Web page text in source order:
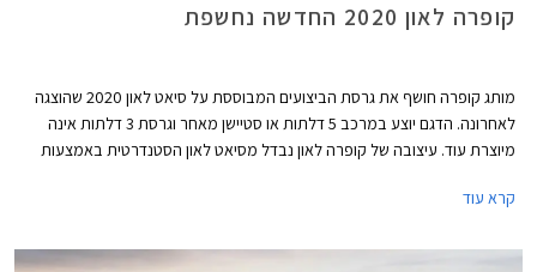
קופרה לאון 2020 החדשה נחשפת
מותג קופרה חושף את גרסת הביצועים המבוססת על סיאט לאון 2020 שהוצגה
לאחרונה. הדגם יוצע במרכב 5 דלתות או סטיישן מאחר וגרסת 3 דלתות אינה
מיוצרת עוד. עיצובה של קופרה לאון נבדל מסיאט לאון הסטנדרטית באמצעות
גדולים, ושבכה קדמית מושחרת עם סמל המותג בצבע נחושת במרכזה. מאחור
בחישוקים בעיצוב אווירודינמי מיוחד המשלב גוון נחושת, חצאיות צד, ומראות
קרא עוד